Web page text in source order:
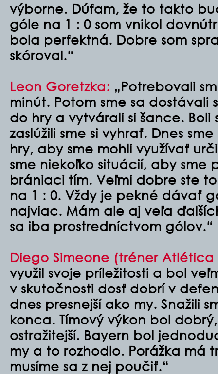
výborne. Dúfam, že to takto
góle na 1 : 0 som vnikol
bola perfektná. Dobre som
skóroval.“
Leon Goretzka: „Potrebovali
minút. Potom sme sa dostávali
do hry a vytvárali si šance. Boli
zaslúžili sme si vyhrať. Dnes
hry, aby sme mohli využívať
sme niekoľko situácií, aby sme
brániaci tím. Veľmi dobre ste
na 1 : 0. Vždy je pekné dávať
najviac. Mám ale aj veľa
sa iba prostredníctvom gólov.“
Diego Simeone (tréner
využil svoje príležitosti a bol
v skutočnosti dosť dobrí v
dnes presnejší ako my. Snažili
konca. Tímový výkon bol
ostražitejší. Bayern bol
my a to rozhodlo. Porážka má
musíme sa z nej poučiť.“